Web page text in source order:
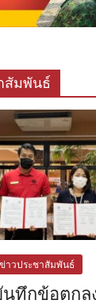
สัมพันธ์
ข่าวประชาสัมพันธ์
ทึกข้อตกล